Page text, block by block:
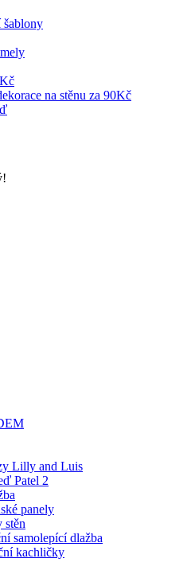
šablony
na stěnu za 90Kč
Lilly and Luis
Patel 2
panely
stěn
samolepící dlažba
kachličky